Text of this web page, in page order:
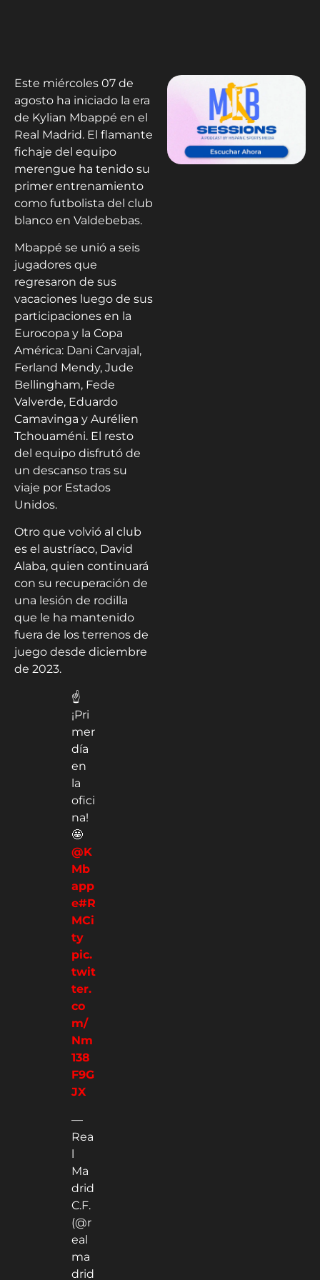
Este miércoles 07 de
agosto ha iniciado la era
de Kylian Mbappé en el
Real Madrid. El flamante
fichaje del equipo
merengue ha tenido su
primer entrenamiento
como futbolista del club
blanco en Valdebebas.
Mbappé se unió a seis
jugadores que
regresaron de sus
vacaciones luego de sus
participaciones en la
Eurocopa y la Copa
América: Dani Carvajal,
Ferland Mendy, Jude
Bellingham, Fede
Valverde, Eduardo
Camavinga y Aurélien
Tchouaméni. El resto
del equipo disfrutó de
un descanso tras su
viaje por Estados
Unidos.
Otro que volvió al club
es el austríaco, David
Alaba, quien continuará
con su recuperación de
una lesión de rodilla
que le ha mantenido
fuera de los terrenos de
juego desde diciembre
de 2023.
☝️
¡Pri
mer
día
en
la
ofici
na!
🤩
@K
Mb
app
e#R
MCi
ty
pic.
twit
ter.
co
m/
Nm
138
F9G
JX
—
Rea
l
Ma
drid
C.F.
(@r
eal
ma
drid